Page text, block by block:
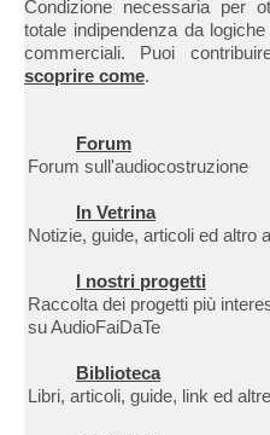
Condizione necessaria per
totale indipendenza da
commerciali. Puoi
scoprire come.
Forum
Forum sull'audiocostruzione
In Vetrina
Notizie, guide, articoli ed altro
I nostri progetti
Raccolta dei progetti più
su AudioFaiDaTe
Biblioteca
Libri, articoli, guide, link ed